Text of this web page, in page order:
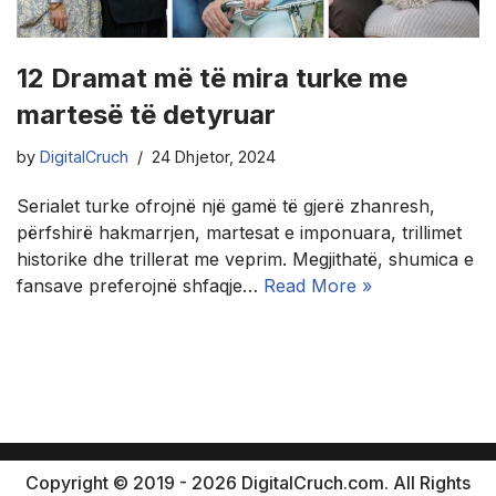
12 Dramat më të mira turke me
martesë të detyruar
by DigitalCruch 24 Dhjetor, 2024
Serialet turke ofrojnë një gamë të gjerë zhanresh,
përfshirë hakmarrjen, martesat e imponuara, trillimet
historike dhe trillerat me veprim. Megjithatë, shumica e
fansave preferojnë shfaqje… Read More »
Copyright © 2019 - 2026 DigitalCruch.com. All Rights